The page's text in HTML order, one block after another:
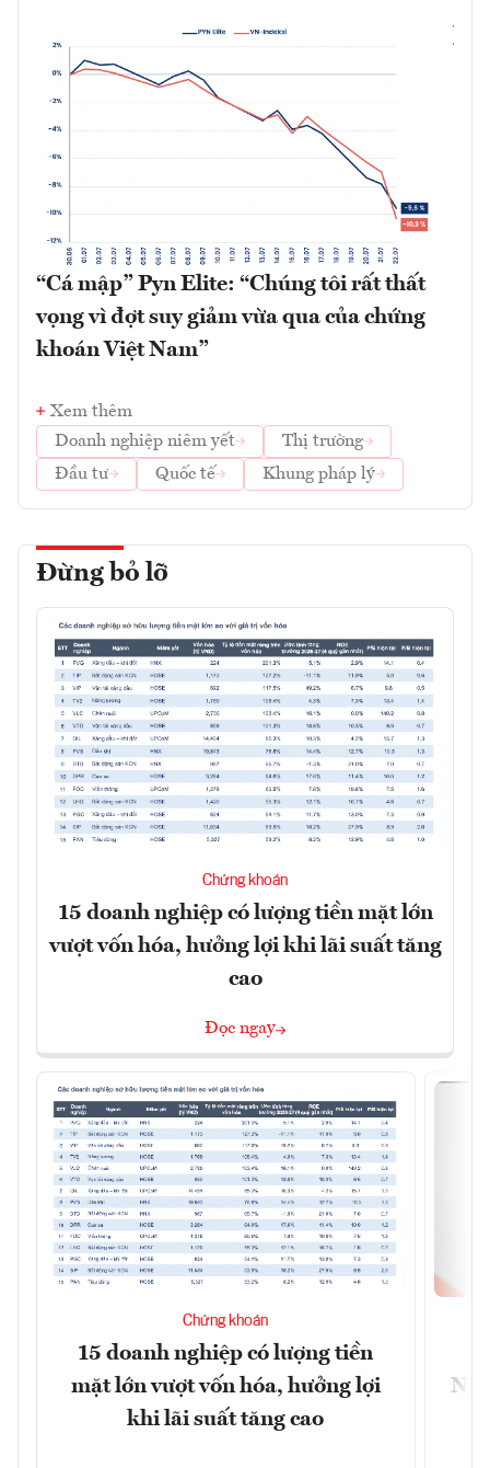
“Cá mập” Pyn Elite: “Chúng tôi rất thất
vọng vì đợt suy giảm vừa qua của chứng
khoán Việt Nam”
Xem thêm
Doanh nghiệp niêm yết
Thị trường
Đầu tư
Quốc tế Khung pháp lý
Đừng bỏ lỡ
Chứng khoán
15 doanh nghiệp có lượng tiền mặt lớn
vượt vốn hóa, hưởng lợi khi lãi suất tăng
cao
Đọc ngay
Chứng khoán
15 doanh nghiệp có lượng tiền
mặt lớn vượt vốn hóa, hưởng lợi
khi lãi suất tăng cao